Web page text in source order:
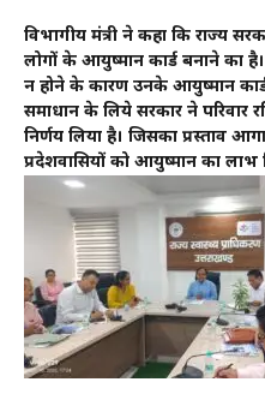
विभागीय मंत्री ने कहा कि राज्य
लोगों के आयुष्मान कार्ड बनाने का
न होने के कारण उनके आयुष्मान
समाधान के लिये सरकार ने परिवार
निर्णय लिया है। जिसका प्रस्ताव
प्रदेशवासियों को आयुष्मान का